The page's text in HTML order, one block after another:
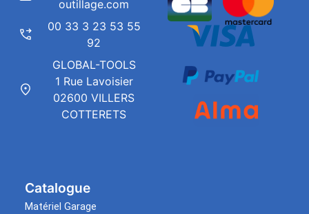
Catalogue
Matériel Garage
outillage.com
00 33 3 23 53 55
92
GLOBAL-TOOLS
1 Rue Lavoisier
02600 VILLERS
COTTERETS